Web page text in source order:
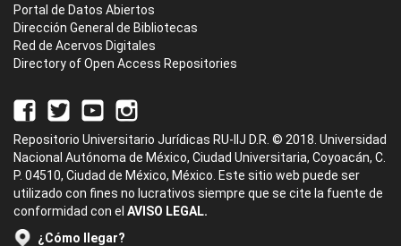
Portal de Datos Abiertos
Dirección General de Bibliotecas
Red de Acervos Digitales
Directory of Open Access Repositories
Repositorio Universitario Jurídicas RU-IIJ D.R. © 2018. Universidad
Nacional Autónoma de México, Ciudad Universitaria, Coyoacán, C.
P. 04510, Ciudad de México, México. Este sitio web puede ser
utilizado con fines no lucrativos siempre que se cite la fuente de
conformidad con el AVISO LEGAL.
¿Cómo llegar?